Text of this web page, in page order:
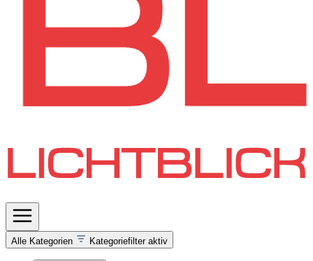
Alle Kategorien Kategoriefilter aktiv